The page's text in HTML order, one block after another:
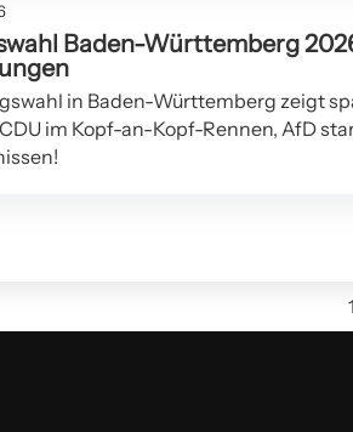
Baden-Württemberg
in Baden-Württemberg zeigt
im Kopf-an-Kopf-Rennen, AfD
1